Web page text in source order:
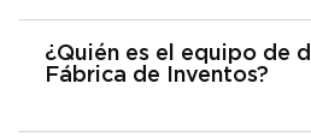
¿Quién es el equipo de
Fábrica de Inventos?